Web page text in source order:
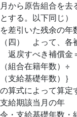
月から原告組合を去
とする。以下同じ）
を差引いた残余の年
（四） よって、各
返戻すべき補償金
（組合在籍年数）÷
（支給基礎年数）｝
の算式によって算定
支給期該当月の年
令・支給基礎年数・